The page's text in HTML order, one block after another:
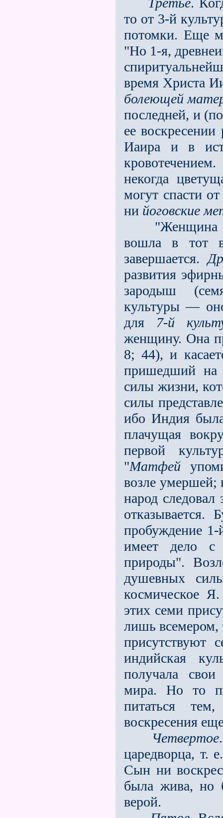
то от 3-й
потомки. Еще
"Но 1-я,
время Христа
болеющей
последней, и
ее воскресении
Иаира и в
некогда
могут спасти
ни йоговские
"Женщина
вошла в тот
завершается.
развития
зародыш
культуры —
для 7-й
женщину. Она
8; 44), и
пришедший на
силы жизни,
силы
ибо Индия
плачущая
первой
"Матфей
возле
народ следовал
отказывается.
пробуждение 1-
имеет дело
природы".
душевных
космическое
этих семи
лишь всемером,
присутствуют
индийская
получала свои
мира. Но то
питаться
воскресения
Четвертое
царедворца, т.
Сын ни
была жива, но
верой.